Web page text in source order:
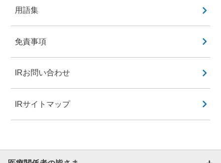
用語集
免責事項
IRお問い合わせ
IRサイトマップ